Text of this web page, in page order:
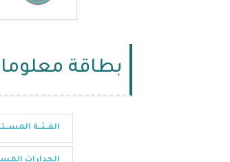
بطاقة
الفــئــة
الجدارات